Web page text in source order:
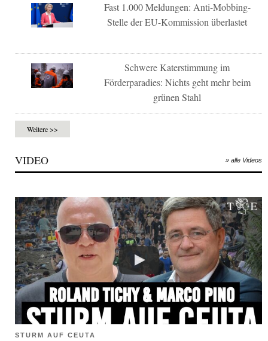
Fast 1.000 Meldungen: Anti-Mobbing-
Stelle der EU-Kommission überlastet
Schwere Katerstimmung im
Förderparadies: Nichts geht mehr beim
grünen Stahl
Weitere >>
VIDEO » alle Videos
STURM AUF CEUTA